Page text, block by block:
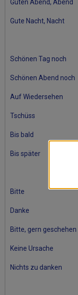
Guten Abend, Abend
Gute Nacht, Nacht
Schönen Tag noch
Schönen Abend noch
Auf Wiedersehen
Tschüss
Bis bald
Bis später
Bitte
Danke
Bitte, gern geschehen
Keine Ursache
Nichts zu danken